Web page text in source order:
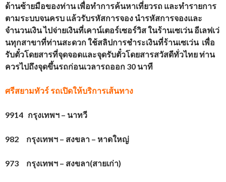
ด้านซ้ายมือของท่าน เพื่อทำการค้นหาเที่ยวรถ และทำรายการ
ตามระบบจนครบ แล้วรับรหัสการจอง นำรหัสการจองและ
จำนวนเงิน ไปจ่ายเงินที่เคาน์เตอร์เซอร์วิส ในร้านเซเว่น อีเลฟเว่
นทุกสาขาที่ท่านสะดวก ใช้สลิปการชำระเงินที่ร้านเซเว่น เพื่อ
รับตั๋วโดยสารที่จุดจอดและจุดรับตั๋วโดยสารสวัสดีทั่วไทยท่าน
ควรไปถึงจุดขึ้นรถก่อนเวลารถออก 30 นาที
ศรีสยามทัวร์ รถเปิดให้บริการเส้นทาง
9914 กรุงเทพฯ – นาทวี
982 กรุงเทพฯ – สงขลา – หาดใหญ่
973 กรุงเทพฯ – สงขลา(สายเก่า)